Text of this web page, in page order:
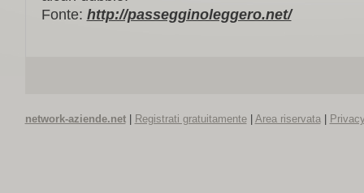
Fonte: http://passegginoleggero.net/
network-aziende.net| Registrati gratuitamente| Area riservata|